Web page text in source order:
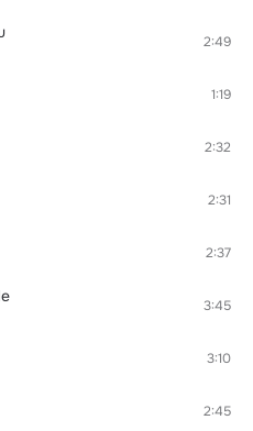
2:49
1:19
2:32
2:31
2:37
3:45
3:10
2:45